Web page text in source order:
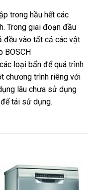
trong hầu hết các
Trong giai đoạn đầu
đều vào tất cả các vật
BOSCH
loại bẩn để quá trình
chương trình riêng với
lâu chưa sử dụng
tái sử dụng.